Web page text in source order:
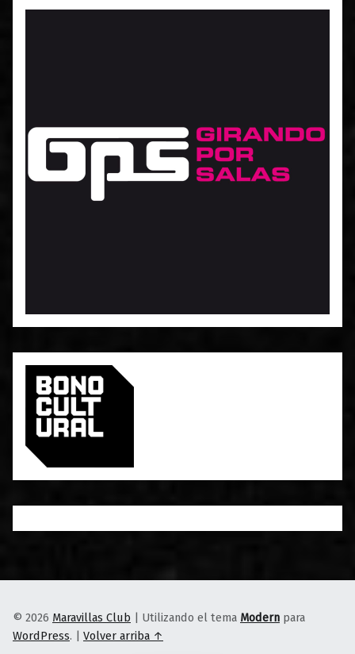
© 2026 Maravillas Club Utilizando el tema Modern para
WordPress. Volver arriba ↑